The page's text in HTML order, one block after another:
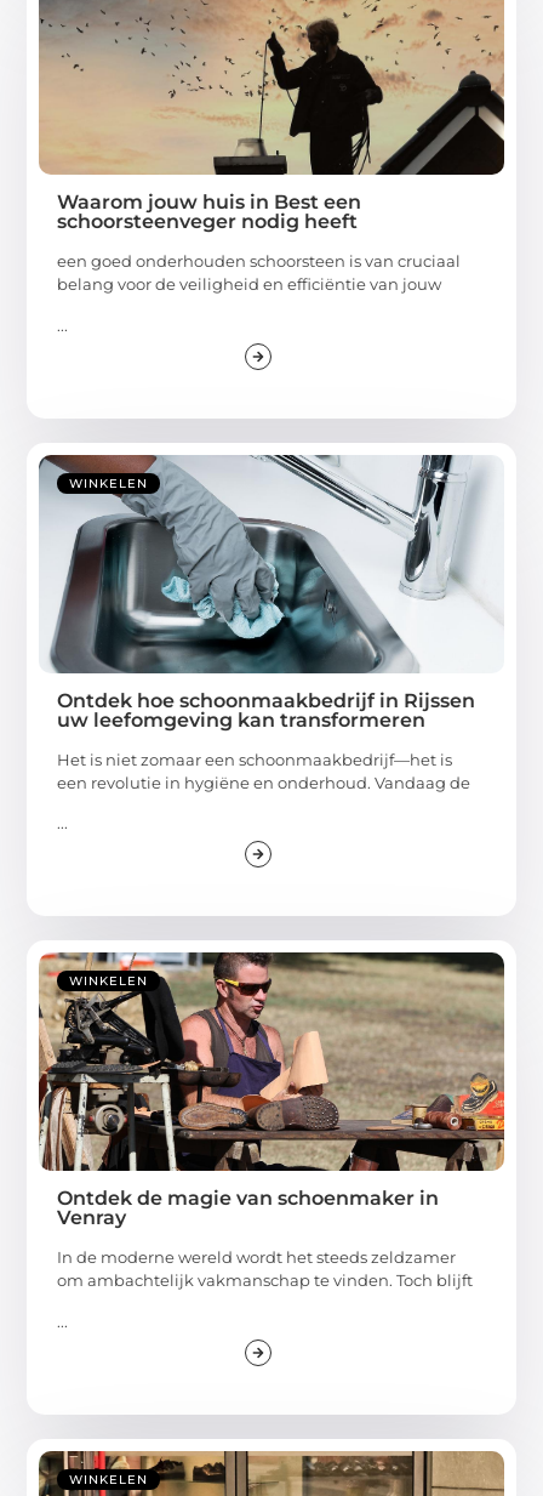
Waarom jouw huis in Best een
schoorsteenveger nodig heeft
een goed onderhouden schoorsteen is van cruciaal
belang voor de veiligheid en efficiëntie van jouw
...
WINKELEN
Ontdek hoe schoonmaakbedrijf in Rijssen
uw leefomgeving kan transformeren
Het is niet zomaar een schoonmaakbedrijf—het is
een revolutie in hygiëne en onderhoud. Vandaag de
...
WINKELEN
Ontdek de magie van schoenmaker in
Venray
In de moderne wereld wordt het steeds zeldzamer
om ambachtelijk vakmanschap te vinden. Toch blijft
...
WINKELEN